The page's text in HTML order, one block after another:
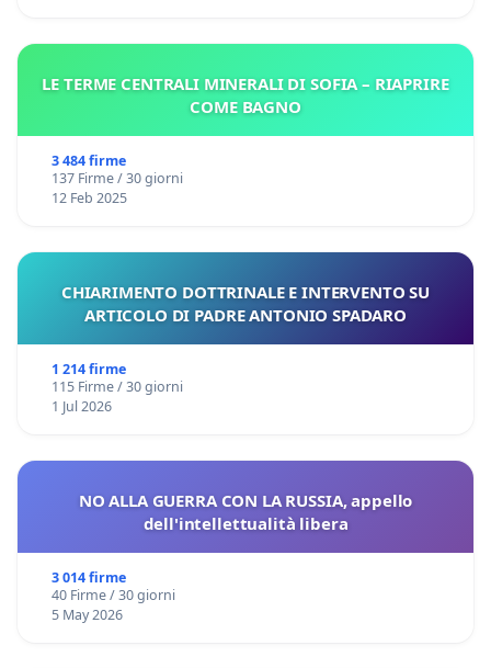
LE TERME CENTRALI MINERALI DI SOFIA – RIAPRIRE
COME BAGNO
3 484 firme
137 Firme / 30 giorni
12 Feb 2025
CHIARIMENTO DOTTRINALE E INTERVENTO SU
ARTICOLO DI PADRE ANTONIO SPADARO
1 214 firme
115 Firme / 30 giorni
1 Jul 2026
NO ALLA GUERRA CON LA RUSSIA, appello
dell'intellettualità libera
3 014 firme
40 Firme / 30 giorni
5 May 2026